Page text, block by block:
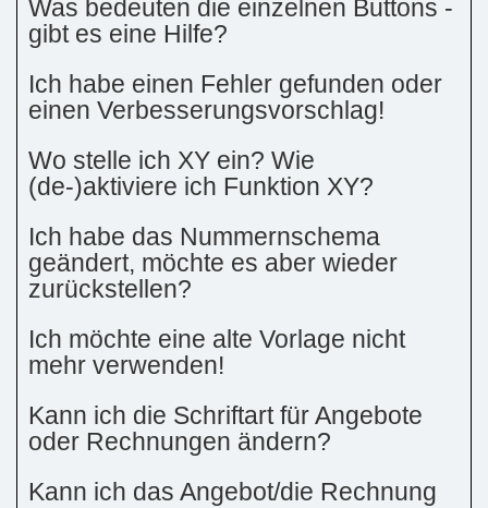
Was bedeuten die einzelnen Buttons -
gibt es eine Hilfe?
Ich habe einen Fehler gefunden oder
einen Verbesserungsvorschlag!
Wo stelle ich XY ein? Wie
(de-)aktiviere ich Funktion XY?
Ich habe das Nummernschema
geändert, möchte es aber wieder
zurückstellen?
Ich möchte eine alte Vorlage nicht
mehr verwenden!
Kann ich die Schriftart für Angebote
oder Rechnungen ändern?
Kann ich das Angebot/die Rechnung